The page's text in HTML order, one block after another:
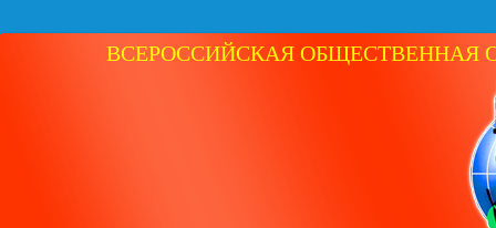
ВСЕРОССИЙСКАЯ ОБЩЕСТВЕННАЯ